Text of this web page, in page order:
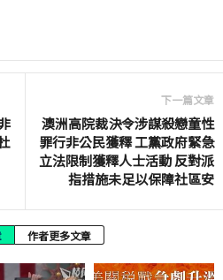
下一篇文章
澳洲高院裁決令涉謀殺戀童性
罪行非公民獲釋 工黨政府緊急
立法限制獲釋人士活動 反對派
指措施未足以保障社區安
作者更多文章